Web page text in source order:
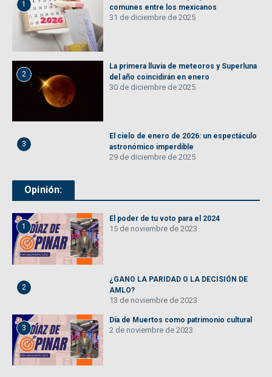
1
comunes entre los mexicanos
31 de diciembre de 2025
2
La primera lluvia de meteoros y Superluna
del año coincidirán en enero
30 de diciembre de 2025
3
El cielo de enero de 2026: un espectáculo
astronómico imperdible
29 de diciembre de 2025
Opinión:
1
El poder de tu voto para el 2024
15 de noviembre de 2023
2
¿GANO LA PARIDAD O LA DECISIÓN DE
AMLO?
13 de noviembre de 2023
3
Día de Muertos como patrimonio cultural
2 de noviembre de 2023